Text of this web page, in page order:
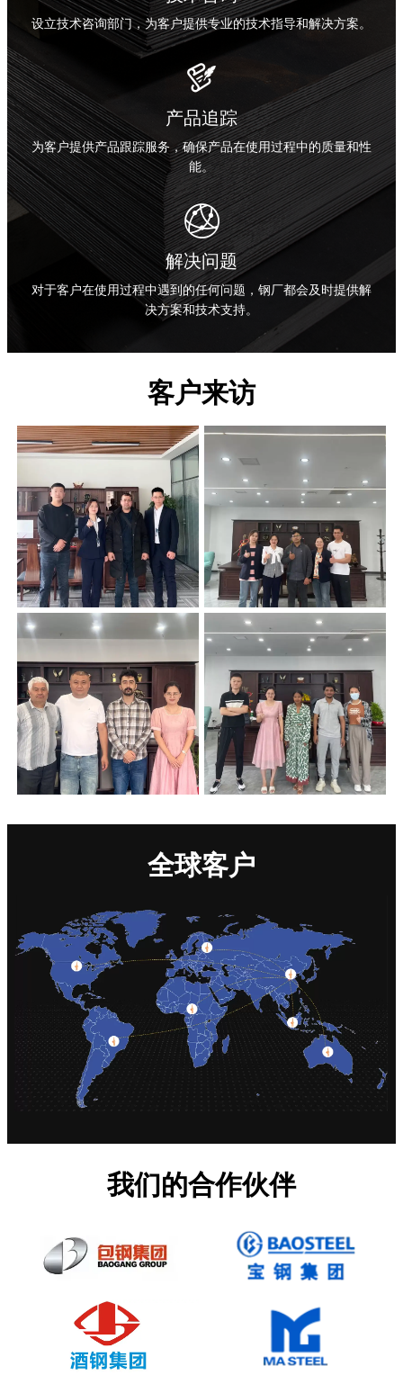
设立技术咨询部门，为客户提供专业的技术指导和解决方案。

产品追踪
为客户提供产品跟踪服务，确保产品在使用过程中的质量和性
能。

解决问题
对于客户在使用过程中遇到的任何问题，钢厂都会及时提供解
决方案和技术支持。
客户来访
全球客户
我们的合作伙伴